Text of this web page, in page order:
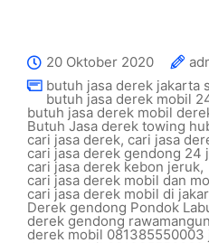
20 Oktober 2020
butuh jasa derek jakarta
butuh jasa derek mobil
butuh jasa derek mobil
Butuh Jasa derek towing
cari jasa derek, cari jasa
cari jasa derek gendong 24
cari jasa derek kebon jeruk,
cari jasa derek mobil dan
cari jasa derek mobil di
Derek gendong Pondok
derek gendong rawamangun
derek mobil 081385550003